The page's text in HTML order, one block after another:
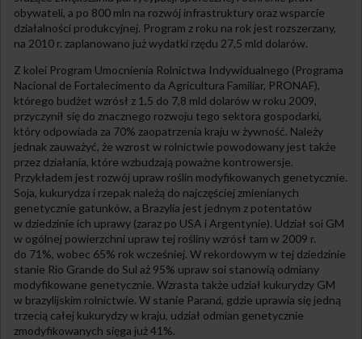
obywateli, a po 800 mln na rozwój infrastruktury oraz wsparcie
działalności produkcyjnej. Program z roku na rok jest rozszerzany,
na 2010 r. zaplanowano już wydatki rzędu 27,5 mld dolarów.
Z kolei Program Umocnienia Rolnictwa Indywidualnego (Programa
Nacional de Fortalecimento da Agricultura Familiar, PRONAF),
którego budżet wzrósł z 1,5 do 7,8 mld dolarów w roku 2009,
przyczynił się do znacznego rozwoju tego sektora gospodarki,
który odpowiada za 70% zaopatrzenia kraju w żywność. Należy
jednak zauważyć, że wzrost w rolnictwie powodowany jest także
przez działania, które wzbudzają poważne kontrowersje.
Przykładem jest rozwój upraw roślin modyfikowanych genetycznie.
Soja, kukurydza i rzepak należą do najczęściej zmienianych
genetycznie gatunków, a Brazylia jest jednym z potentatów
w dziedzinie ich uprawy (zaraz po USA i Argentynie). Udział soi GM
w ogólnej powierzchni upraw tej rośliny wzrósł tam w 2009 r.
do 71%, wobec 65% rok wcześniej. W rekordowym w tej dziedzinie
stanie Rio Grande do Sul aż 95% upraw soi stanowią odmiany
modyfikowane genetycznie. Wzrasta także udział kukurydzy GM
w brazylijskim rolnictwie. W stanie Paraná, gdzie uprawia się jedną
trzecią całej kukurydzy w kraju, udział odmian genetycznie
zmodyfikowanych sięga już 41%.